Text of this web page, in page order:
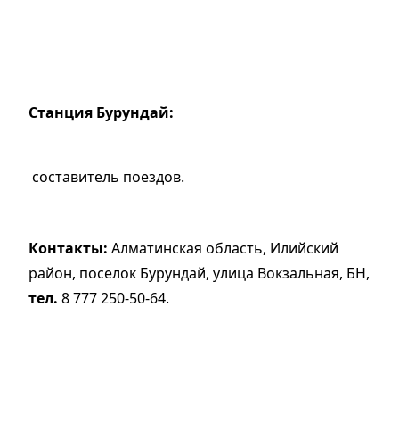
Станция Бурундай:
составитель поездов.
Контакты: Алматинская область, Илийский
район, поселок Бурундай, улица Вокзальная, БН,
тел. 8 777 250-50-64.